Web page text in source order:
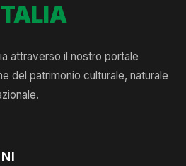
attraverso il nostro portale
del patrimonio culturale, naturale